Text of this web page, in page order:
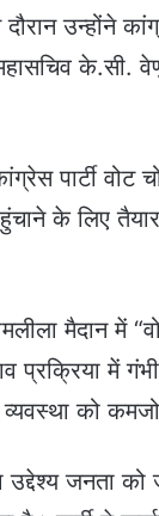
उन्होंने
के.सी.
पार्टी
के लिए
मैदान में
प्रक्रिया में
को
जनता